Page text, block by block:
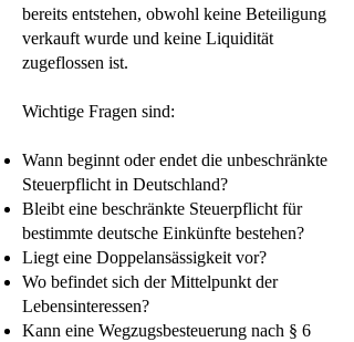
bereits entstehen, obwohl keine Beteiligung
verkauft wurde und keine Liquidität
zugeflossen ist.
Wichtige Fragen sind:
Wann beginnt oder endet die unbeschränkte
Steuerpflicht in Deutschland?
Bleibt eine beschränkte Steuerpflicht für
bestimmte deutsche Einkünfte bestehen?
Liegt eine Doppelansässigkeit vor?
Wo befindet sich der Mittelpunkt der
Lebensinteressen?
Kann eine Wegzugsbesteuerung nach § 6